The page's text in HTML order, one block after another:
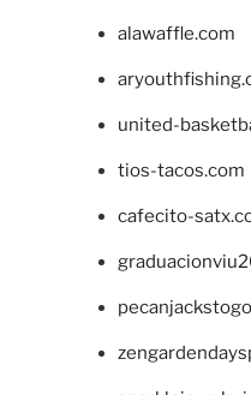
alawaffle.com
united-
tios-tacos.com
cafecito-